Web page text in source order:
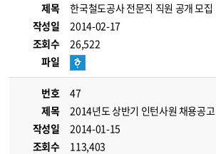
제목
한국철도공사 전문직 직원 공개 모집
작성일
2014-02-17
조회수
26,522
파일
번호
47
제목
2014년도 상반기 인턴사원 채용공고
작성일
2014-01-15
조회수
113,403